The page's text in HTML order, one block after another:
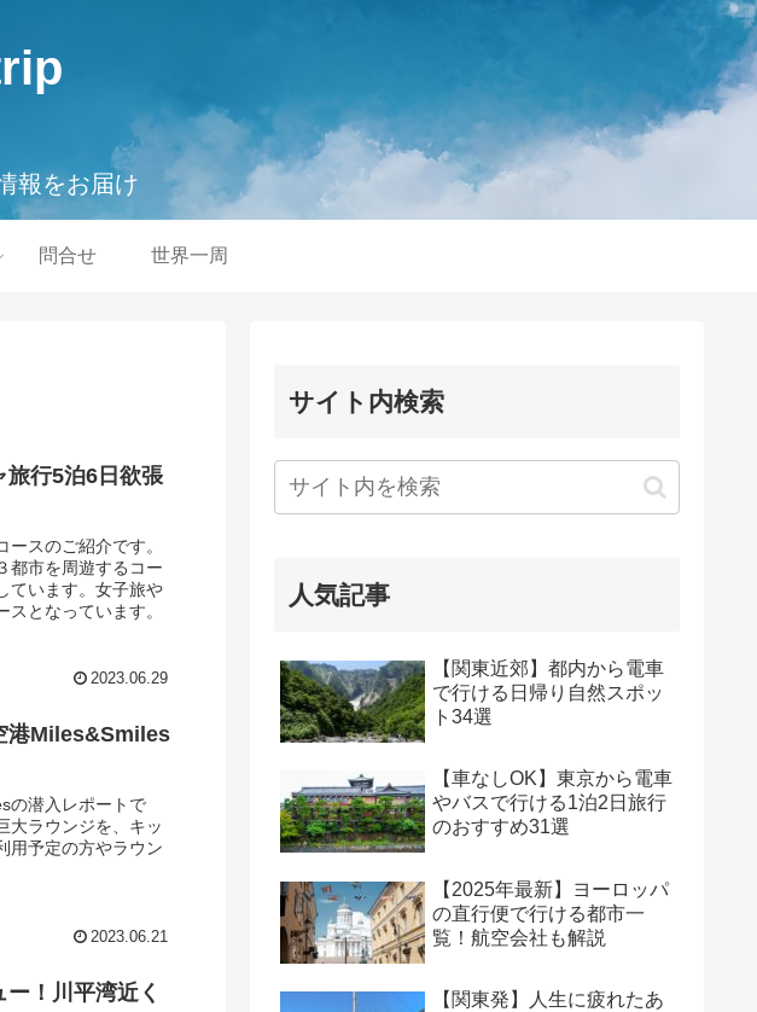
報をお届け
問合せ 世界一周
旅行5泊6日欲張
スのご紹介です。
都市を周遊するコー
ています。女子旅や
となっています。
2023.06.29
港Miles&Smiles
の潜入レポートで
大ラウンジを、キッ
用予定の方やラウン
2023.06.21
ー！川平湾近く
サイト内検索
人気記事
【関東近郊】都内から電車
で行ける日帰り自然スポッ
ト34選
【車なしOK】東京から電車
やバスで行ける1泊2日旅行
のおすすめ31選
【2025年最新】ヨーロッパ
の直行便で行ける都市一
覧！航空会社も解説
【関東発】人生に疲れたあ